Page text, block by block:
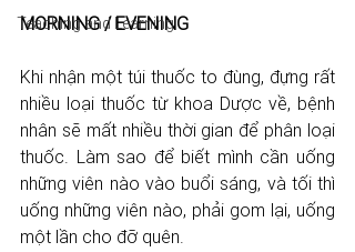
Teaching and Learning
MORNING / EVENING
Khi nhận một túi thuốc to đùng, đựng rất
nhiều loại thuốc từ khoa Dược về, bệnh
nhân sẽ mất nhiều thời gian để phân loại
thuốc. Làm sao để biết mình cần uống
những viên nào vào buổi sáng, và tối thì
uống những viên nào, phải gom lại, uống
một lần cho đỡ quên.